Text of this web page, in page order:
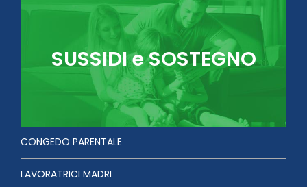
SUSSIDI e SOSTEGNO
CONGEDO PARENTALE
LAVORATRICI MADRI